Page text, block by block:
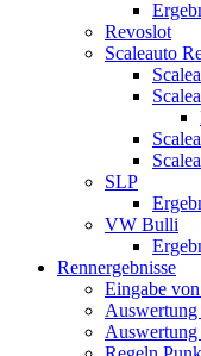
Revoslot
Scaleauto
SLP
VW Bulli
Rennergebnisse
Eingabe
Auswertung
Auswertung